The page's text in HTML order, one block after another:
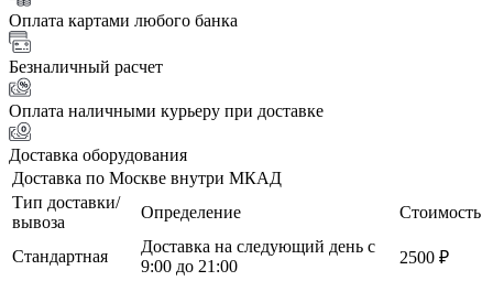
Оплата картами любого банка
Безналичный расчет
Оплата наличными курьеру при доставке
Доставка оборудования
Доставка по Москве внутри МКАД
Тип доставки/
вывоза
Определение Стоимость
Стандартная
Доставка на следующий день с
9:00 до 21:00
2500 ₽